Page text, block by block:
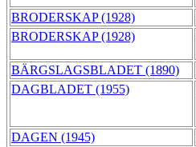
BRODERSKAP (1928)
BRODERSKAP (1928)
BÄRGSLAGSBLADET (1890)
DAGBLADET (1955)
DAGEN (1945)